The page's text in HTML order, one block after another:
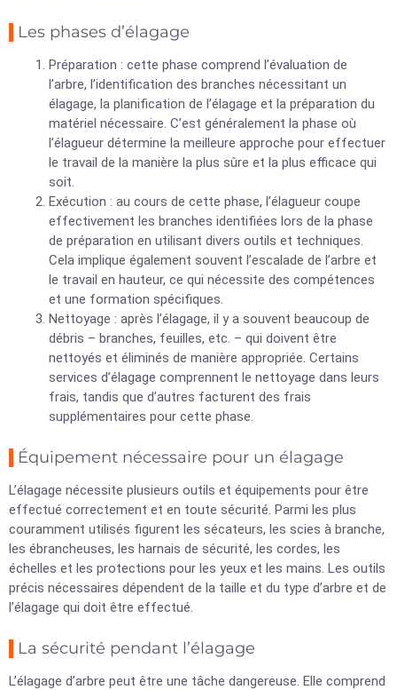
Les phases d’élagage
Préparation : cette phase comprend l’évaluation de
l’arbre, l’identification des branches nécessitant un
élagage, la planification de l’élagage et la préparation du
matériel nécessaire. C’est généralement la phase où
l’élagueur détermine la meilleure approche pour effectuer
le travail de la manière la plus sûre et la plus efficace qui
soit.
Exécution : au cours de cette phase, l’élagueur coupe
effectivement les branches identifiées lors de la phase
de préparation en utilisant divers outils et techniques.
Cela implique également souvent l’escalade de l’arbre et
le travail en hauteur, ce qui nécessite des compétences
et une formation spécifiques.
Nettoyage : après l’élagage, il y a souvent beaucoup de
débris – branches, feuilles, etc. – qui doivent être
nettoyés et éliminés de manière appropriée. Certains
services d’élagage comprennent le nettoyage dans leurs
frais, tandis que d’autres facturent des frais
supplémentaires pour cette phase.
Équipement nécessaire pour un élagage
L’élagage nécessite plusieurs outils et équipements pour être
effectué correctement et en toute sécurité. Parmi les plus
couramment utilisés figurent les sécateurs, les scies à branche,
les ébrancheuses, les harnais de sécurité, les cordes, les
échelles et les protections pour les yeux et les mains. Les outils
précis nécessaires dépendent de la taille et du type d’arbre et de
l’élagage qui doit être effectué.
La sécurité pendant l’élagage
L’élagage d’arbre peut être une tâche dangereuse. Elle comprend